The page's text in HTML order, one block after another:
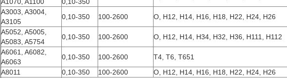
A3003, A3004,
A3105
0,10-350 100-2600
O, H12, H14, H16, H18, H22, H24, H26
A5052, A5005,
A5083, A5754
0,10-350 100-2600
O, H12, H14, H34, H32, H36, H111, H112
A6061, A6082,
A6063
0,10-350 100-2600
T4, T6, T651
A8011
0,10-350 100-2600
O, H12, H14, H16, H18, H22, H24, H26